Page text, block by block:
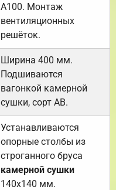
А100. Монтаж
вентиляционных
решёток.
Ширина 400 мм.
Подшиваются
вагонкой камерной
сушки, сорт АВ.
Устанавливаются
опорные столбы из
строганного бруса
камерной сушки
140х140 мм.